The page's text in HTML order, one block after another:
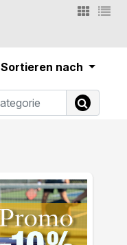
Sortieren nach